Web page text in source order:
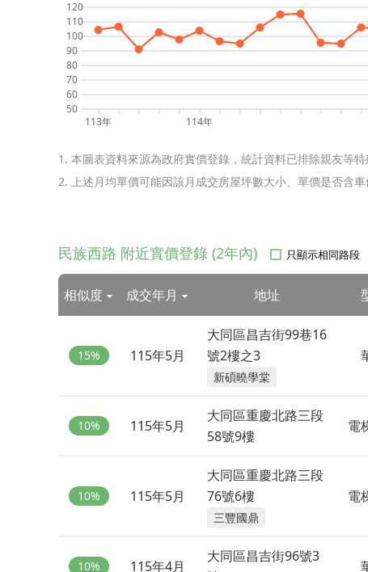
50
60
70
80
90
100
110
120
113年 114年
1. 本圖表資料來源為政府實價登錄，統計資料已排除親友等
2. 上述月均單價可能因該月成交房屋坪數大小、單價是否含
民族西路 附近實價登錄 (2年內) 只顯示相同路段
相似度 成交年月 地址
15% 115年5月
大同區昌吉街99巷16
號2樓之3
新碩曉學棠
10% 115年5月
大同區重慶北路三段
58號9樓
電
10% 115年5月
大同區重慶北路三段
76號6樓
三豐國鼎
電
10% 115年4月
大同區昌吉街96號3